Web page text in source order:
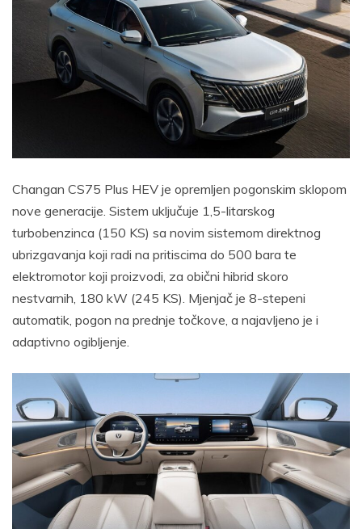
Changan CS75 Plus HEV je opremljen pogonskim sklopom
nove generacije. Sistem uključuje 1,5-litarskog
turbobenzinca (150 KS) sa novim sistemom direktnog
ubrizgavanja koji radi na pritiscima do 500 bara te
elektromotor koji proizvodi, za obični hibrid skoro
nestvarnih, 180 kW (245 KS). Mjenjač je 8-stepeni
automatik, pogon na prednje točkove, a najavljeno je i
adaptivno ogibljenje.